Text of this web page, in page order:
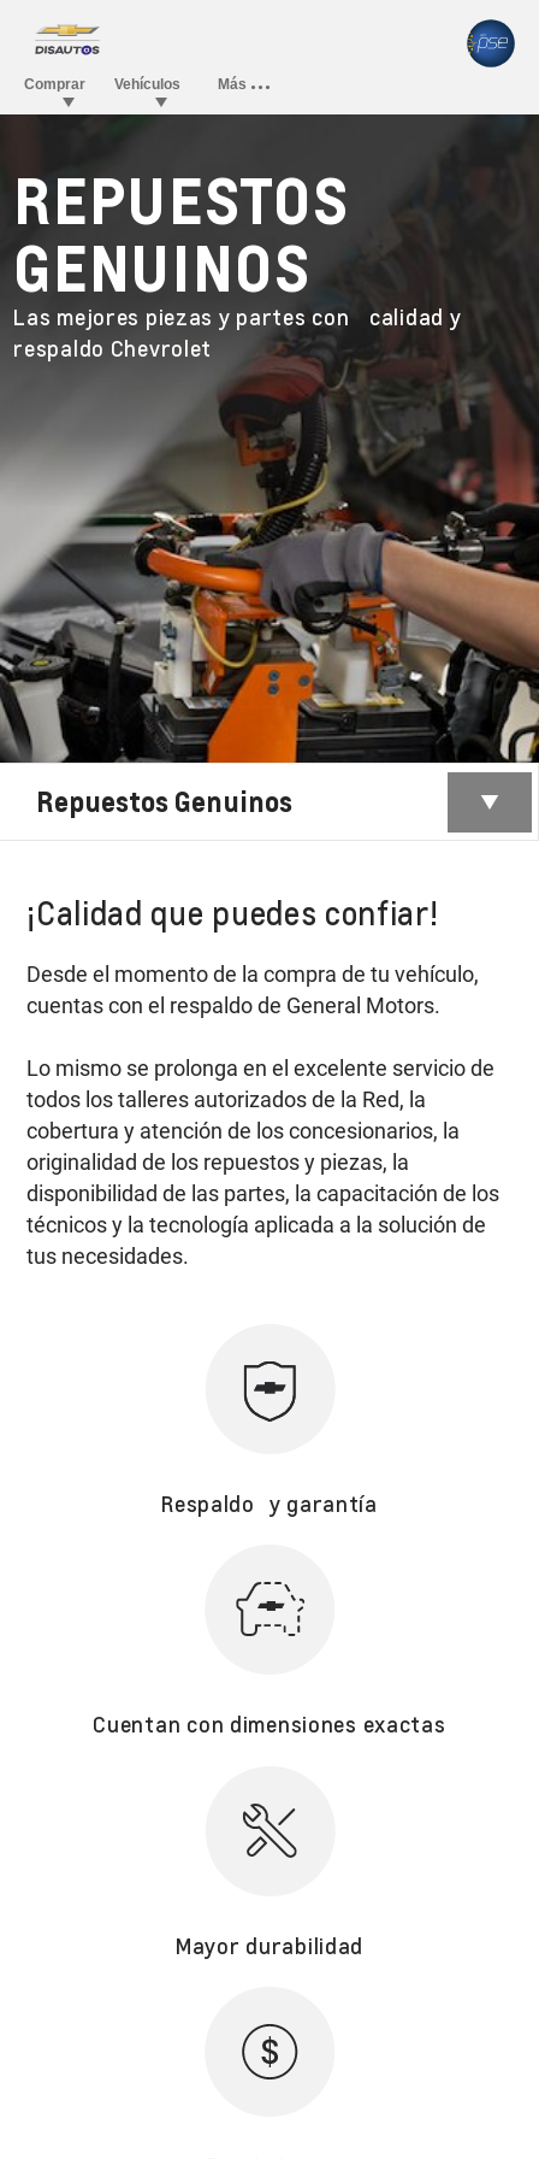
REPUESTOS
GENUINOS
Las mejores piezas y partes con calidad y
respaldo Chevrolet
Repuestos Genuinos
¡Calidad que puedes confiar!
Desde el momento de la compra de tu vehículo,
cuentas con el respaldo de General Motors.
Lo mismo se prolonga en el excelente servicio de
todos los talleres autorizados de la Red, la
cobertura y atención de los concesionarios, la
originalidad de los repuestos y piezas, la
disponibilidad de las partes, la capacitación de los
técnicos y la tecnología aplicada a la solución de
tus necesidades.
Respaldo y garantía
Cuentan con dimensiones exactas
Mayor durabilidad